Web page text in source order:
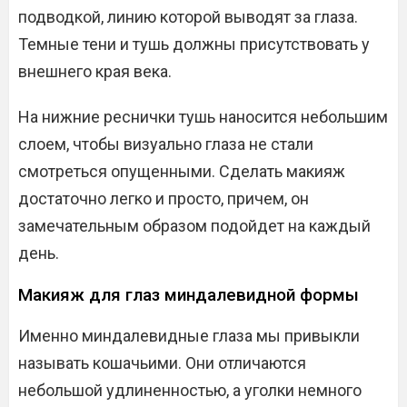
подводкой, линию которой выводят за глаза.
Темные тени и тушь должны присутствовать у
внешнего края века.
На нижние реснички тушь наносится небольшим
слоем, чтобы визуально глаза не стали
смотреться опущенными. Сделать макияж
достаточно легко и просто, причем, он
замечательным образом подойдет на каждый
день.
Макияж для глаз миндалевидной формы
Именно миндалевидные глаза мы привыкли
называть кошачьими. Они отличаются
небольшой удлиненностью, а уголки немного